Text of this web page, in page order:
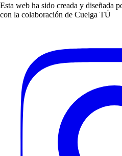
Esta web ha sido creada y diseñada
con la colaboración de Cuelga TÚ